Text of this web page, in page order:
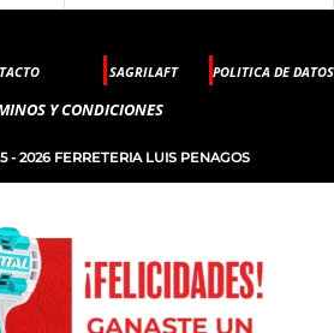
SAGRILAFT POLITICA DE DATOS
Y CONDICIONES
- 2026 FERRETERIA LUIS PENAGOS